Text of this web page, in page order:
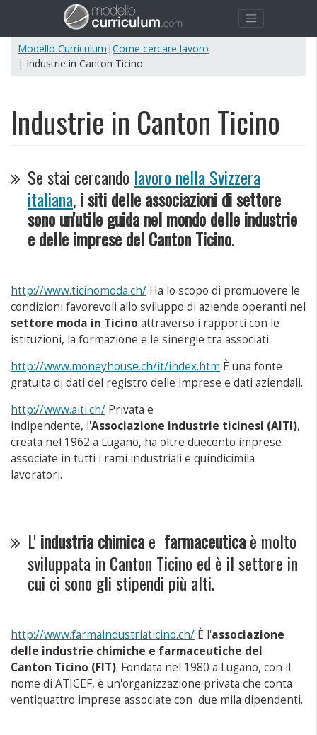
Modello Curriculum |Come cercare lavoro
| Industrie in Canton Ticino
Industrie in Canton Ticino
Se stai cercando lavoro nella Svizzera
italiana,i siti delle associazioni di settore
sono un'utile guida nel mondo delle industrie
e delle imprese del Canton Ticino.
http://www.ticinomoda.ch/ Ha lo scopo di promuovere le
condizioni favorevoli allo sviluppo di aziende operanti nel
settore moda in Ticino attraverso i rapporti con le
istituzioni, la formazione e le sinergie tra associati.
http://www.moneyhouse.ch/it/index.htm È una fonte
gratuita di dati del registro delle imprese e dati aziendali.
http://www.aiti.ch/ Privata e
indipendente, l'Associazione industrie ticinesi (AITI),
creata nel 1962 a Lugano, ha oltre duecento imprese
associate in tutti i rami industriali e quindicimila
lavoratori.
L'industria chimicae farmaceuticaè molto
sviluppata in Canton Ticino ed è il settore in
cui ci sono gli stipendi più alti.
http://www.farmaindustriaticino.ch/ È l'associazione
delle industrie chimiche e farmaceutiche del
Canton Ticino (FIT). Fondata nel 1980 a Lugano, con il
nome di ATICEF, è un'organizzazione privata che conta
ventiquattro imprese associate con due mila dipendenti.